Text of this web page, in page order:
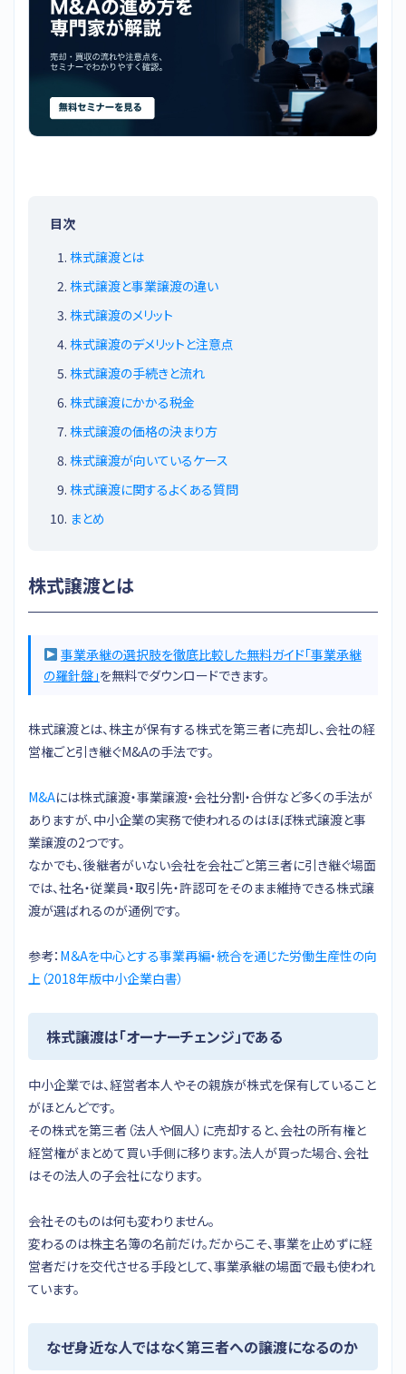
目次
株式譲渡とは
株式譲渡と事業譲渡の違い
株式譲渡のメリット
株式譲渡のデメリットと注意点
株式譲渡の手続きと流れ
株式譲渡にかかる税金
株式譲渡の価格の決まり方
株式譲渡が向いているケース
株式譲渡に関するよくある質問
まとめ
株式譲渡とは
事業承継の選択肢を徹底比較した無料ガイド「事業承継
の羅針盤」を無料でダウンロードできます。
株式譲渡とは、株主が保有する株式を第三者に売却し、会社の経
営権ごと引き継ぐM&Aの手法です。
M&Aには株式譲渡・事業譲渡・会社分割・合併など多くの手法が
ありますが、中小企業の実務で使われるのはほぼ株式譲渡と事
業譲渡の2つです。
なかでも、後継者がいない会社を会社ごと第三者に引き継ぐ場面
では、社名・従業員・取引先・許認可をそのまま維持できる株式譲
渡が選ばれるのが通例です。
参考： M＆Aを中心とする事業再編・統合を通じた労働生産性の向
上（2018年版中小企業白書）
株式譲渡は「オーナーチェンジ」である
中小企業では、経営者本人やその親族が株式を保有していること
がほとんどです。
その株式を第三者（法人や個人）に売却すると、会社の所有権と
経営権がまとめて買い手側に移ります。法人が買った場合、会社
はその法人の子会社になります。
会社そのものは何も変わりません。
変わるのは株主名簿の名前だけ。だからこそ、事業を止めずに経
営者だけを交代させる手段として、事業承継の場面で最も使われ
ています。
なぜ身近な人ではなく第三者への譲渡になるのか